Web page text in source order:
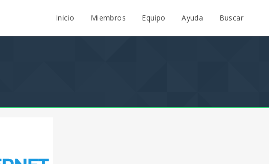
Inicio Miembros Equipo Ayuda Buscar